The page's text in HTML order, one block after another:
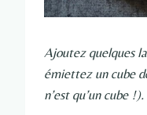
Ajoutez quelques
émiettez un cube
n’est qu’un cube !).